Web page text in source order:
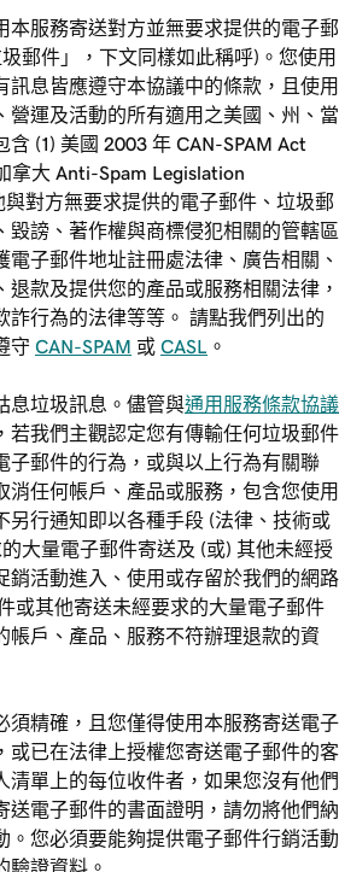
本服務寄送對方並無要求提供的電子郵
郵件」，下文同樣如此稱呼)。您使用
訊息皆應遵守本協議中的條款，且使用
營運及活動的所有適用之美國、州、當
(1) 美國 2003 年 CAN-SPAM Act
拿大 Anti-Spam Legislation
與對方無要求提供的電子郵件、垃圾郵
毀謗、著作權與商標侵犯相關的管轄區
電子郵件地址註冊處法律、廣告相關、
退款及提供您的產品或服務相關法律，
詐行為的法律等等。 請點我們列出的
守 CAN-SPAM 或 CASL 。
息垃圾訊息。儘管與通用服務條款協議
若我們主觀認定您有傳輸任何垃圾郵件
子郵件的行為，或與以上行為有關聯
消任何帳戶、產品或服務，包含您使用
另行通知即以各種手段 (法律、技術或
大量電子郵件寄送及 (或) 其他未經授
銷活動進入、使用或存留於我們的網路
或其他寄送未經要求的大量電子郵件
帳戶、產品、服務不符辦理退款的資
須精確，且您僅得使用本服務寄送電子
或已在法律上授權您寄送電子郵件的客
清單上的每位收件者，如果您沒有他們
送電子郵件的書面證明，請勿將他們納
。您必須要能夠提供電子郵件行銷活動
驗證資料。